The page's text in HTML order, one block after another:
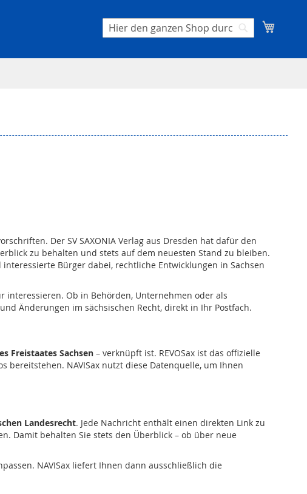
Suche
Der SV SAXONIA Verlag aus Dresden hat dafür den
zu behalten und stets auf dem neuesten Stand zu bleiben.
Bürger dabei, rechtliche Entwicklungen in Sachsen
Ob in Behörden, Unternehmen oder als
Änderungen im sächsischen Recht, direkt in Ihr Postfach.
Freistaates Sachsen – verknüpft ist. REVOSax ist das offizielle
bereitstehen. NAVISax nutzt diese Datenquelle, um Ihnen
Landesrecht. Jede Nachricht enthält einen direkten Link zu
Damit behalten Sie stets den Überblick – ob über neue
NAVISax liefert Ihnen dann ausschließlich die